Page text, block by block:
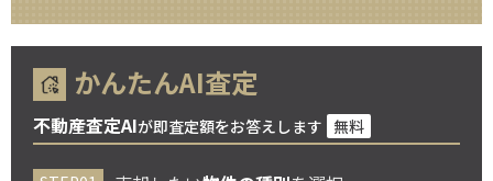
かんたんAI査定
不動産査定AIが即査定額をお答えします 無料